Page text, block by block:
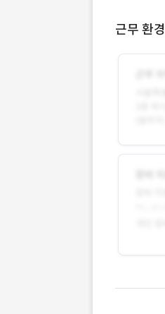
근무 환경